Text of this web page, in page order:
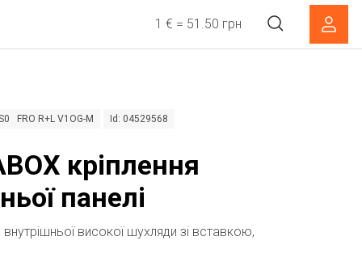
1 € = 51.50 грн
FRO R+L V1OG-M Id: 04529568
кріплення
панелі
високої шухляди зі вставкою,